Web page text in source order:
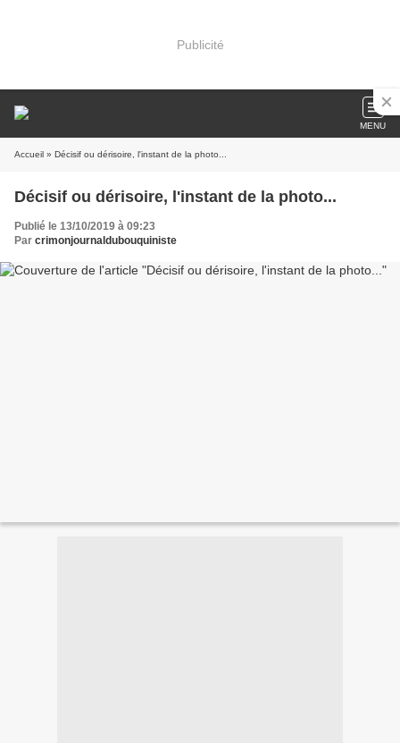
Publicité
MENU
Accueil » Décisif ou dérisoire, l'instant de la photo...
Décisif ou dérisoire, l'instant de la photo...
Publié le 13/10/2019 à 09:23
Par crimonjournaldubouquiniste